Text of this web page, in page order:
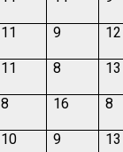
11 9 12
11 8 13
8 16 8
10 9 13